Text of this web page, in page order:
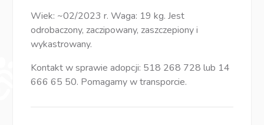
Wiek: ~02/2023 r. Waga: 19 kg. Jest
odrobaczony, zaczipowany, zaszczepiony i
wykastrowany.
Kontakt w sprawie adopcji: 518 268 728 lub 14
666 65 50. Pomagamy w transporcie.